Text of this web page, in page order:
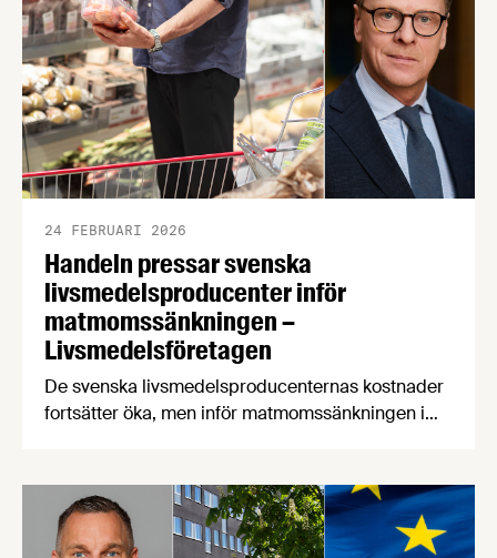
Handeln pressar svenska
livsmedelsproducenter inför
matmomssänkningen –
Livsmedelsföretagen
24 FEBRUARI 2026
De svenska livsmedelsproducenternas kostnader
fortsätter öka, men inför matmomssänkningen i
producenterna listar de viktigaste
konsumenttrenderna knuffar svenskproducerat
ner EMV från förstaplatsen och lågprisfaktorn